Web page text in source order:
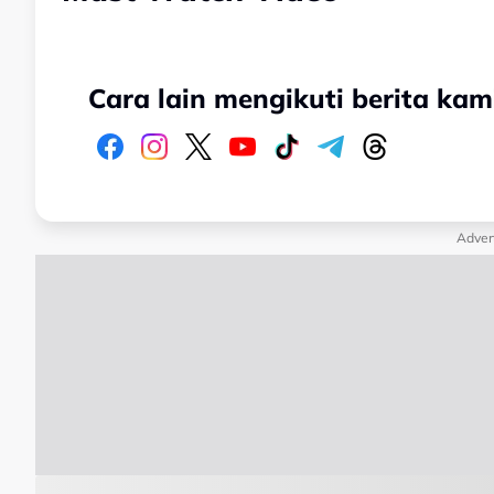
Cara lain mengikuti berita